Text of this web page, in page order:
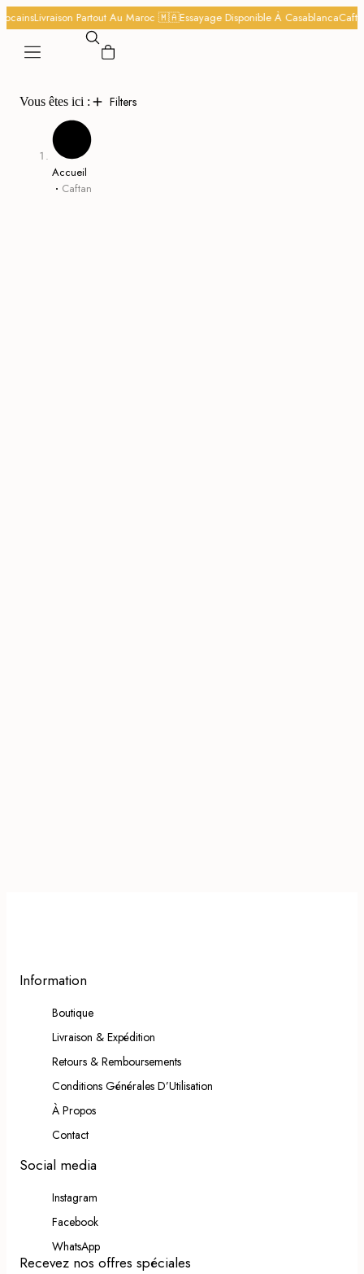
Livraison Partout Au Maroc 🇲🇦Essayage Disponible À Casablanca
Vous êtes ici :
Accueil
Caftan
Filters
Information
Boutique
Livraison & Expédition
Retours & Remboursements
Conditions Générales D’Utilisation
À Propos
Contact
Social media
Instagram
Facebook
WhatsApp
Recevez nos offres spéciales